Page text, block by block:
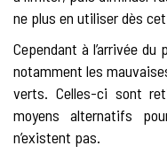
ne plus en utiliser dès
Cependant à l’arrivée
notamment les
verts. Celles-ci sont
moyens alternatifs
n’existent pas.